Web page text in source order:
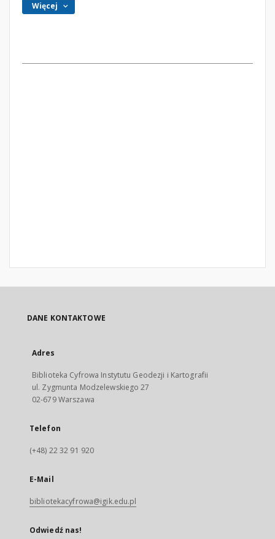
Więcej
DANE KONTAKTOWE
Adres
Biblioteka Cyfrowa Instytutu Geodezji i Kartografii
ul. Zygmunta Modzelewskiego 27
02-679 Warszawa
Telefon
(+48) 22 32 91 920
E-Mail
bibliotekacyfrowa@igik.edu.pl
Odwiedź nas!